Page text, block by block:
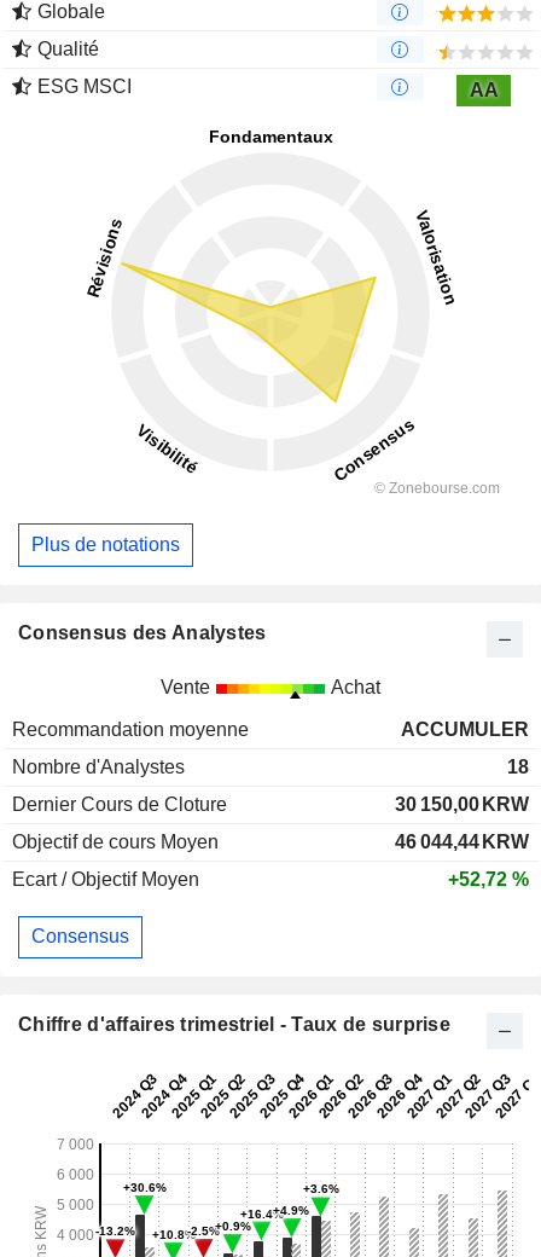
Globale
Qualité
ESG MSCI
AA
Plus de notations
Consensus des Analystes
Vente Achat
Recommandation moyenne
ACCUMULER
Nombre d'Analystes
18
Dernier Cours de Cloture
30 150,00 KRW
Objectif de cours Moyen
46 044,44 KRW
Ecart / Objectif Moyen
+52,72 %
Consensus
Chiffre d'affaires trimestriel - Taux de surprise